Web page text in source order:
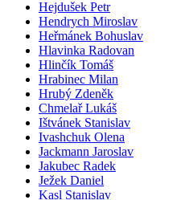
Hejdušek Petr
Hendrych Miroslav
Heřmánek Bohuslav
Hlavinka Radovan
Hlinčík Tomáš
Hrabinec Milan
Hrubý Zdeněk
Chmelař Lukáš
Ištvánek Stanislav
Ivashchuk Olena
Jackmann Jaroslav
Jakubec Radek
Ježek Daniel
Kasl Stanislav